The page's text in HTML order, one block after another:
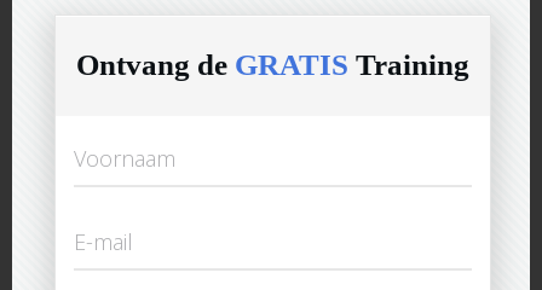
Ontvang de GRATIS Training